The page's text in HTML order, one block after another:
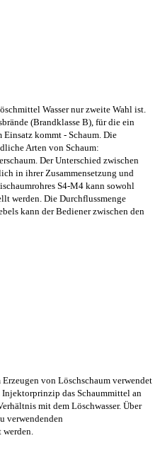
Wasser nur zweite Wahl ist.
(Brandklasse B), für die ein
Einsatz kommt - Schaum. Die
Arten von Schaum:
Der Unterschied zwischen
in ihrer Zusammensetzung und
S4-M4 kann sowohl
werden. Die Durchflussmenge
kann der Bediener zwischen den
von Löschschaum verwendet
das Schaummittel an
mit dem Löschwasser. Über
verwendenden